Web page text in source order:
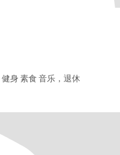
我是一个来自中国女子 喜欢旅游 运动 健身 素食 音乐，退休